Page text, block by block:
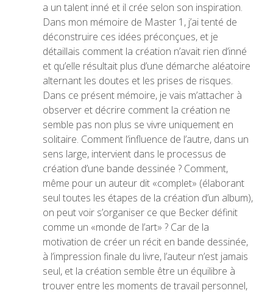
a un talent inné et il crée selon son inspiration.
Dans mon mémoire de Master 1, j’ai tenté de
déconstruire ces idées préconçues, et je
détaillais comment la création n’avait rien d’inné
et qu’elle résultait plus d’une démarche aléatoire
alternant les doutes et les prises de risques.
Dans ce présent mémoire, je vais m’attacher à
observer et décrire comment la création ne
semble pas non plus se vivre uniquement en
solitaire. Comment l’influence de l’autre, dans un
sens large, intervient dans le processus de
création d’une bande dessinée ? Comment,
même pour un auteur dit «complet» (élaborant
seul toutes les étapes de la création d’un album),
on peut voir s’organiser ce que Becker définit
comme un «monde de l’art» ? Car de la
motivation de créer un récit en bande dessinée,
à l’impression finale du livre, l’auteur n’est jamais
seul, et la création semble être un équilibre à
trouver entre les moments de travail personnel,